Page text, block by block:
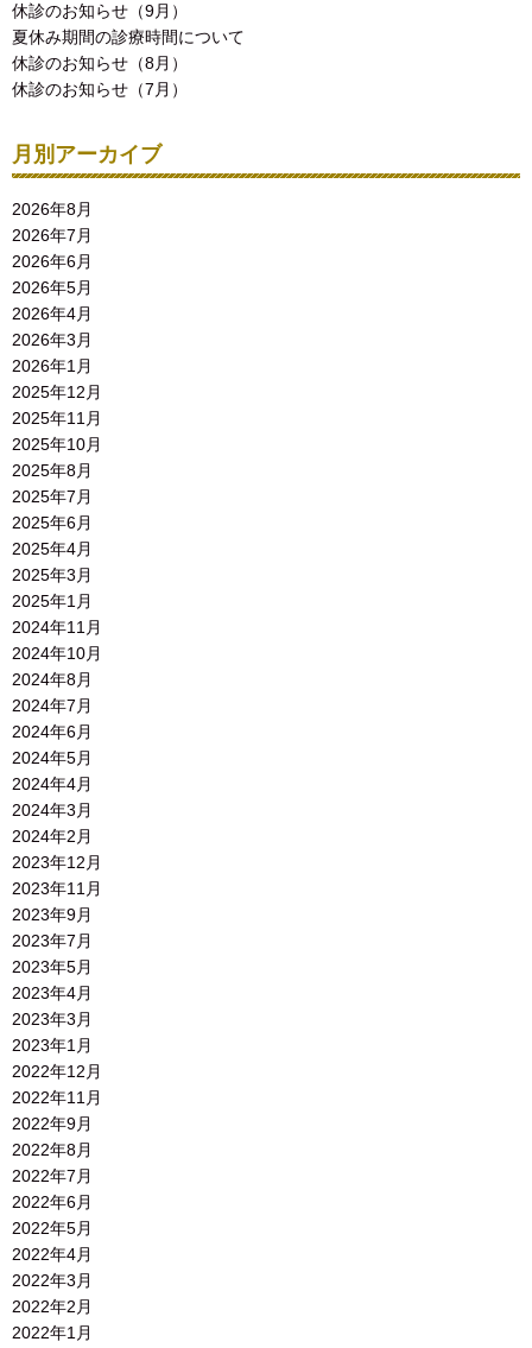
休診のお知らせ（9月）
夏休み期間の診療時間について
休診のお知らせ（8月）
休診のお知らせ（7月）
月別アーカイブ
2026年8月
2026年7月
2026年6月
2026年5月
2026年4月
2026年3月
2026年1月
2025年12月
2025年11月
2025年10月
2025年8月
2025年7月
2025年6月
2025年4月
2025年3月
2025年1月
2024年11月
2024年10月
2024年8月
2024年7月
2024年6月
2024年5月
2024年4月
2024年3月
2024年2月
2023年12月
2023年11月
2023年9月
2023年7月
2023年5月
2023年4月
2023年3月
2023年1月
2022年12月
2022年11月
2022年9月
2022年8月
2022年7月
2022年6月
2022年5月
2022年4月
2022年3月
2022年2月
2022年1月